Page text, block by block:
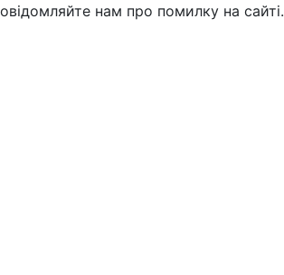
нам про помилку на сайті.